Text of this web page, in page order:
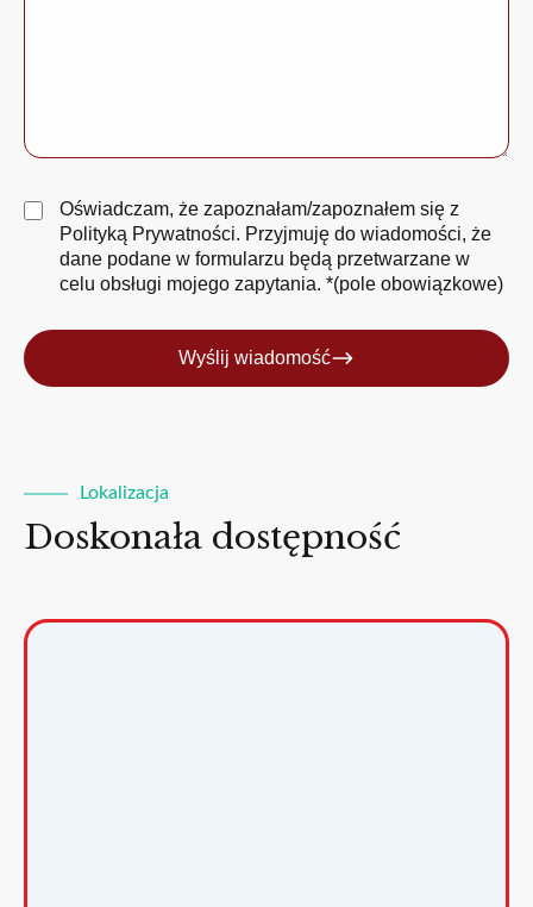
Oświadczam, że zapoznałam/zapoznałem się z
Polityką Prywatności. Przyjmuję do wiadomości, że
dane podane w formularzu będą przetwarzane w
celu obsługi mojego zapytania. *(pole obowiązkowe)
Wyślij wiadomość
Lokalizacja
Doskonała dostępność